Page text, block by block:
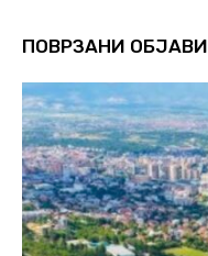
ПОВРЗАНИ ОБЈАВИ